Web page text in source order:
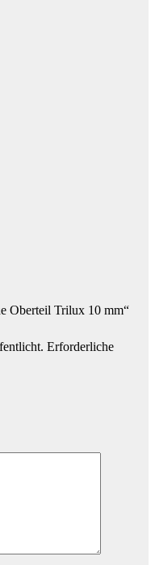
Oberteil Trilux 10 mm“
Erforderliche